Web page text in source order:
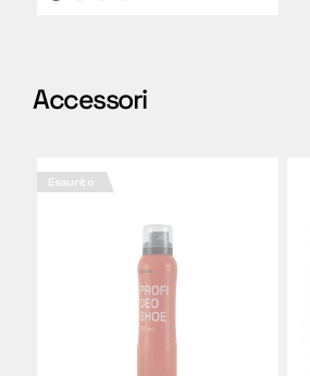
Accessori
Esaurito